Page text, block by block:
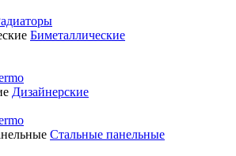
Биметаллические
Дизайнерские
Стальные панельные